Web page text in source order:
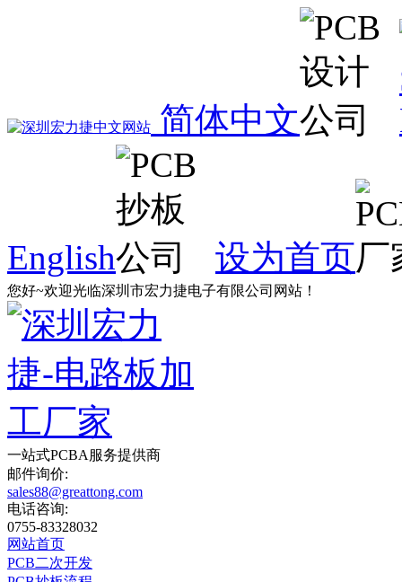
简体中文
English 设为首页
您好~欢迎光临深圳市宏力捷电子有限公司网站！
一站式PCBA 服务提供商
邮件询价:
sales88@greattong.com
电话咨询:
0755-83328032
网站首页
PCB二次开发